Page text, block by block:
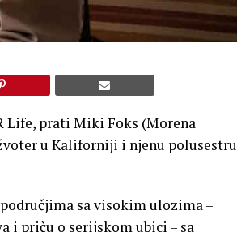
Life, prati Miki Foks (Morena
u Kaliforniji i njenu polusestru
sa visokim ulozima –
i priču o serijskom ubici – sa